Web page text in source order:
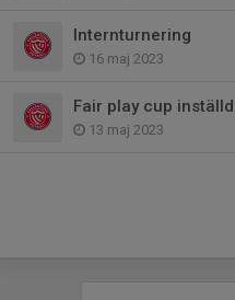
Internturnering
16 maj 2023
Fair play cup inställd
13 maj 2023